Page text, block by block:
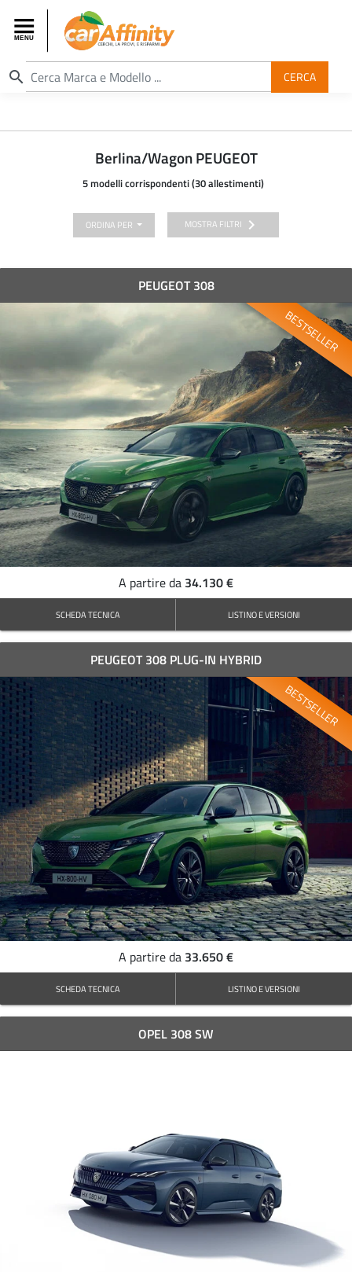
search CERCA
Berlina/Wagon PEUGEOT
5 modelli corrispondenti (30 allestimenti)
ORDINA PER MOSTRA FILTRI chevron_right
PEUGEOT 308
BESTSELLER
A partire da 34.130 €
SCHEDA TECNICA LISTINO E VERSIONI
PEUGEOT 308 PLUG-IN HYBRID
BESTSELLER
A partire da 33.650 €
SCHEDA TECNICA LISTINO E VERSIONI
OPEL 308 SW